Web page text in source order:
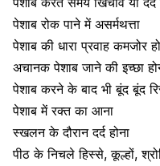
पेशाब रोक पाने में असर्मथत्ता
पेशाब की धारा प्रवाह कमजोर
अचानक पेशाब जाने की इच्छा
पेशाब करने के बाद भी बूंद बूंद
पेशाब में रक्त का आना
स्खलन के दौरान दर्द होना
पीठ के निचले हिस्से,कूल्हों,